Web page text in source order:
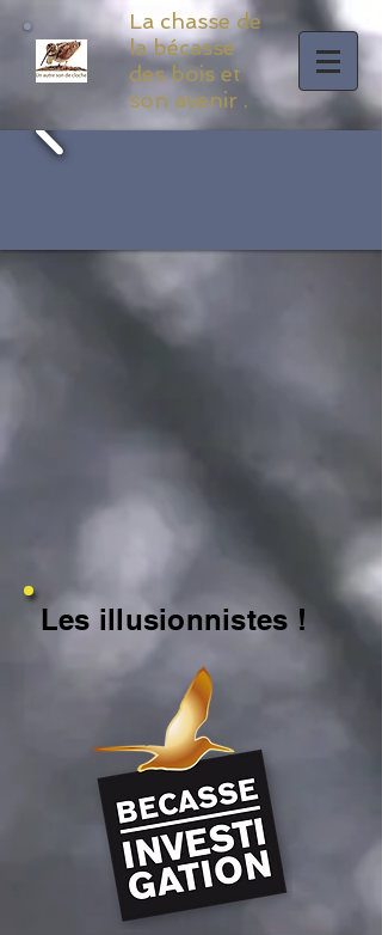
La chasse de
la bécasse
des bois et
son avenir .
Les illusionnistes !